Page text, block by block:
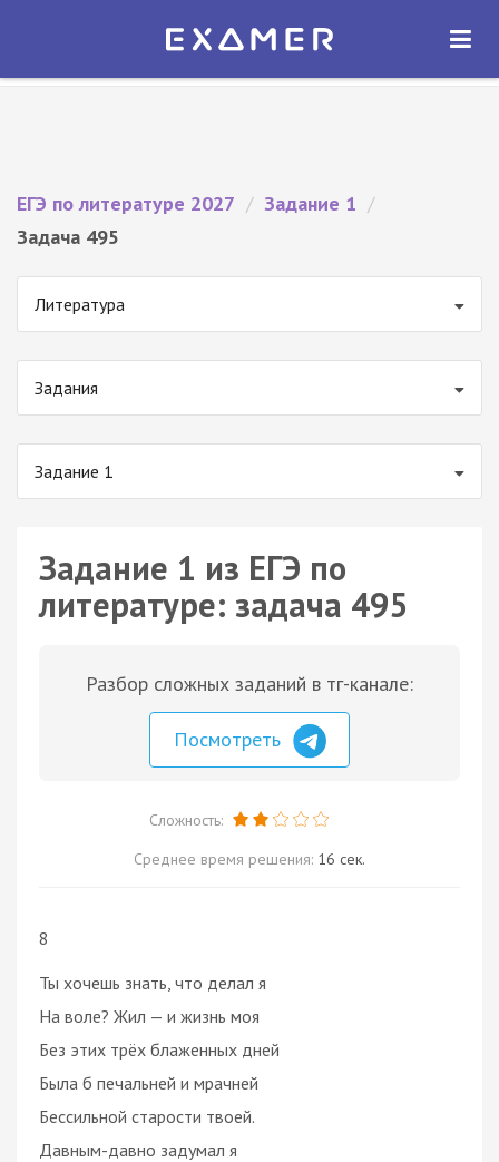
Экзамер — ЕГЭ 2027
ОТКРЫТЬ
ЕГЭ по литературе 2027 / Задание 1 /
Задача 495
Литература
Задания
Задание 1
Задание 1 из ЕГЭ по
литературе: задача 495
Разбор сложных заданий в тг-канале:
Посмотреть
Сложность:
Среднее время решения: 16 сек.
8
Ты хочешь знать, что делал я
На воле? Жил — и жизнь моя
Без этих трёх блаженных дней
Была б печальней и мрачней
Бессильной старости твоей.
Давным-давно задумал я